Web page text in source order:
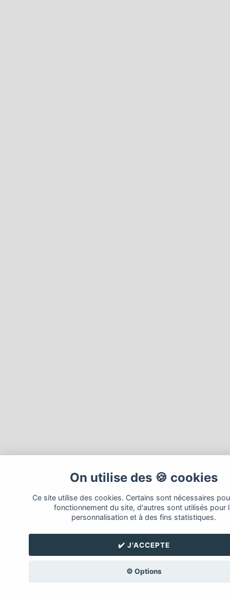
On utilise des 🍪 cookies
Ce site utilise des cookies. Certains sont nécessaires
fonctionnement du site, d'autres sont utilisés pour
personnalisation et à des fins statistiques.
✔️ J'ACCEPTE
⚙️ Options